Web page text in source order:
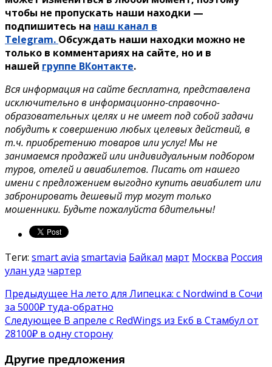
чтобы не пропускать наши находки —
подпишитесь на наш канал в
Telegram. Обсуждать наши находки можно не
только в комментариях на сайте, но и в
нашей группе ВКонтакте.
Вся информация на сайте бесплатна, представлена
исключительно в информационно-справочно-
образовательных целях и не имеет под собой задачи
побудить к совершению любых целевых действий, в
т.ч. приобретению товаров или услуг! Мы не
занимаемся продажей или индивидуальным подбором
туров, отелей и авиабилетов. Писать от нашего
имени с предложением выгодно купить авиабилет или
забронировать дешевый тур могут только
мошенники. Будьте пожалуйста бдительны!
Теги: smart avia smartavia Байкал март Москва Россия
улан удэ чартер
Предыдущее На лето для Липецка: с Nordwind в Сочи
за 5000₽ туда-обратно
Следующее В апреле с RedWings из Екб в Стамбул от
28100₽ в одну сторону
Другие предложения